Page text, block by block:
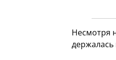
Несмотря